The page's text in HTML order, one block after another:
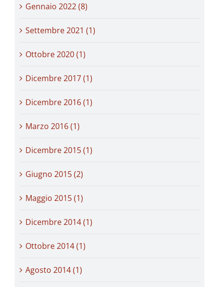
Gennaio 2022 (8)
Settembre 2021 (1)
Ottobre 2020 (1)
Dicembre 2017 (1)
Dicembre 2016 (1)
Marzo 2016 (1)
Dicembre 2015 (1)
Giugno 2015 (2)
Maggio 2015 (1)
Dicembre 2014 (1)
Ottobre 2014 (1)
Agosto 2014 (1)